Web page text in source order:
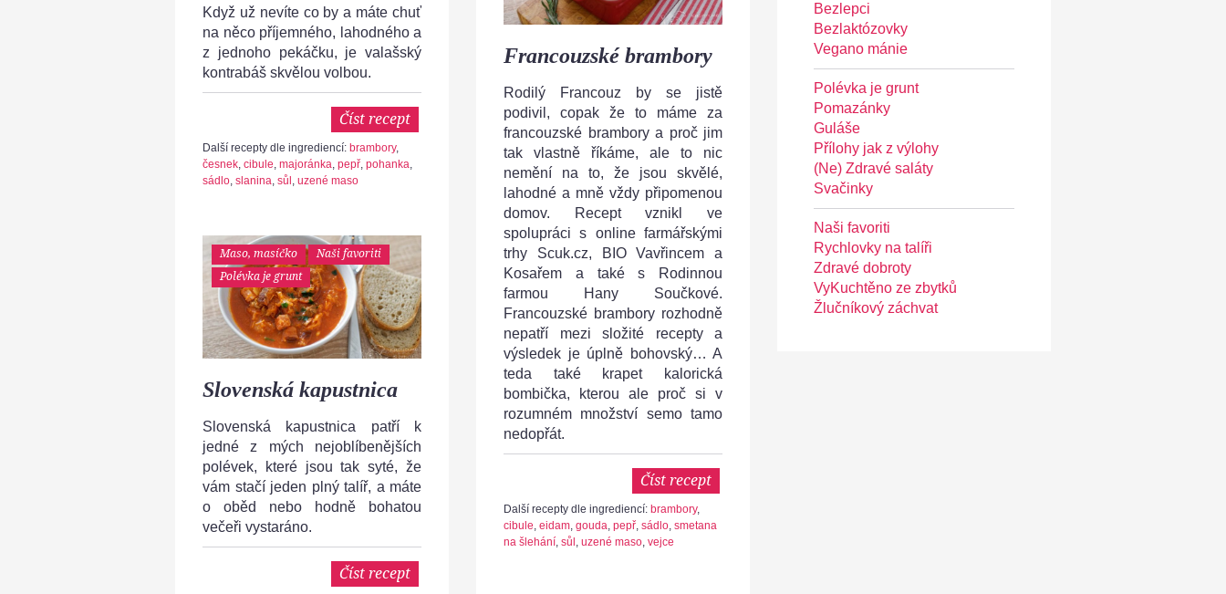
Když už nevíte co by a máte chuť
na něco příjemného, lahodného a
z jednoho pekáčku, je valašský
kontrabáš skvělou volbou.
Číst recept
Další recepty dle ingrediencí: brambory,
česnek cibule majoránka pepř pohanka
sádlo slanina sůl uzené maso
Francouzské brambory
Rodilý Francouz by se jistě
podivil, copak že to máme za
francouzské brambory a proč jim
tak vlastně říkáme, ale to nic
nemění na to, že jsou skvělé,
lahodné a mně vždy připomenou
domov. Recept vznikl ve
spolupráci s online farmářskými
trhy Scuk.cz, BIO Vavřincem a
Kosařem a také s Rodinnou
farmou Hany Součkové.
Francouzské brambory rozhodně
nepatří mezi složité recepty a
výsledek je úplně bohovský… A
teda také krapet kalorická
bombička, kterou ale proč si v
rozumném množství semo tamo
nedopřát.
Číst recept
Další recepty dle ingrediencí: brambory,
cibule eidam gouda pepř sádlo smetana
na šlehání sůl uzené maso vejce
Maso, masíčko
Naši favoriti
Polévka je grunt
Slovenská kapustnica
Slovenská kapustnica patří k
jedné z mých nejoblíbenějších
polévek, které jsou tak syté, že
vám stačí jeden plný talíř, a máte
o oběd nebo hodně bohatou
večeři vystaráno.
Číst recept
Bezlepci
Bezlaktózovky
Vegano mánie
Polévka je grunt
Pomazánky
Guláše
Přílohy jak z výlohy
(Ne) Zdravé saláty
Svačinky
Naši favoriti
Rychlovky na talíři
Zdravé dobroty
VyKuchtěno ze zbytků
Žlučníkový záchvat